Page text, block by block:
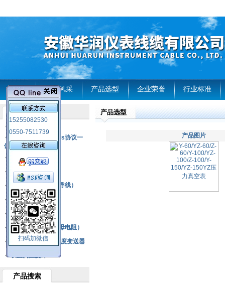
首页 企业风采 产品选型 企业荣誉 行业标准
15255082530
0550-7511739
扫码加微信
产品列表
RS485通讯modbus协议一
体化现场智能仪表
热电偶
压力式温度计
热电偶补偿电缆（导线）
振动传感器
热电阻
铂热电阻元件（云母电阻）
SBW系列一体化温度变送器
双金属温度计
产品搜索
产品选型
产品图片